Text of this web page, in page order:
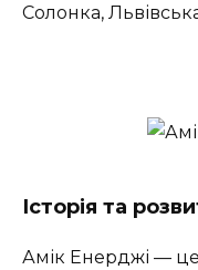
Солонка,
Історія та
Амік Енерджі — це